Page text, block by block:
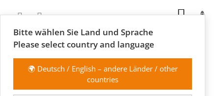
na
Hvězdičková mánie
Bitte wählen Sie Land und Sprache
Please select country and language
🌍 Deutsch / English – andere Länder / other
countries